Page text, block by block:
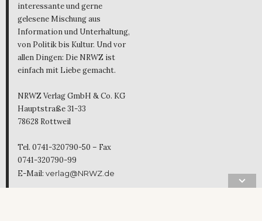
interessante und gerne
gelesene Mischung aus
Information und Unterhaltung,
von Politik bis Kultur. Und vor
allen Dingen: Die NRWZ ist
einfach mit Liebe gemacht.
NRWZ Verlag GmbH & Co. KG
Hauptstraße 31-33
78628 Rottweil
Tel. 0741-320790-50 – Fax
0741-320790-99
E-Mail: verlag@NRWZ.de